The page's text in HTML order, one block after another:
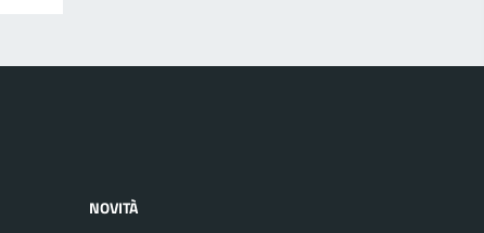
NOVITÀ